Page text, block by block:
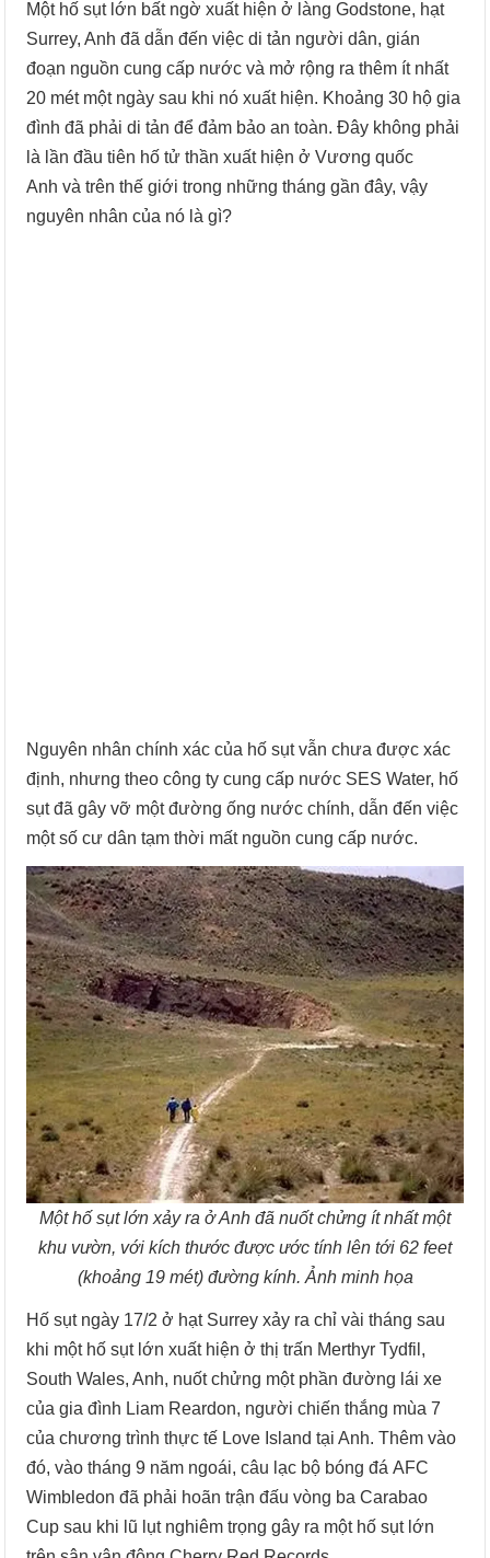
Một hố sụt lớn bất ngờ xuất hiện ở làng Godstone, hạt
Surrey, Anh đã dẫn đến việc di tản người dân, gián
đoạn nguồn cung cấp nước và mở rộng ra thêm ít nhất
20 mét một ngày sau khi nó xuất hiện. Khoảng 30 hộ gia
đình đã phải di tản để đảm bảo an toàn. Đây không phải
là lần đầu tiên hố tử thần xuất hiện ở Vương quốc
Anh và trên thế giới trong những tháng gần đây, vậy
nguyên nhân của nó là gì?
Nguyên nhân chính xác của hố sụt vẫn chưa được xác
định, nhưng theo công ty cung cấp nước SES Water, hố
sụt đã gây vỡ một đường ống nước chính, dẫn đến việc
một số cư dân tạm thời mất nguồn cung cấp nước.
Một hố sụt lớn xảy ra ở Anh đã nuốt chửng ít nhất một
khu vườn, với kích thước được ước tính lên tới 62 feet
(khoảng 19 mét) đường kính. Ảnh minh họa
Hố sụt ngày 17/2 ở hạt Surrey xảy ra chỉ vài tháng sau
khi một hố sụt lớn xuất hiện ở thị trấn Merthyr Tydfil,
South Wales, Anh, nuốt chửng một phần đường lái xe
của gia đình Liam Reardon, người chiến thắng mùa 7
của chương trình thực tế Love Island tại Anh. Thêm vào
đó, vào tháng 9 năm ngoái, câu lạc bộ bóng đá AFC
Wimbledon đã phải hoãn trận đấu vòng ba Carabao
Cup sau khi lũ lụt nghiêm trọng gây ra một hố sụt lớn